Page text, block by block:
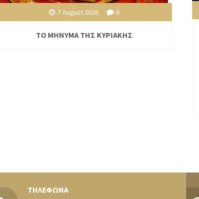
7 August 2026 0
ΤΟ ΜΗΝΥΜΑ ΤΗΣ ΚΥΡΙΑΚΗΣ
ΤΗΛΕΦΩΝΑ